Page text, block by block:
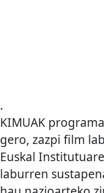
.
KIMUAK
gero, zazpi film
Euskal
laburren